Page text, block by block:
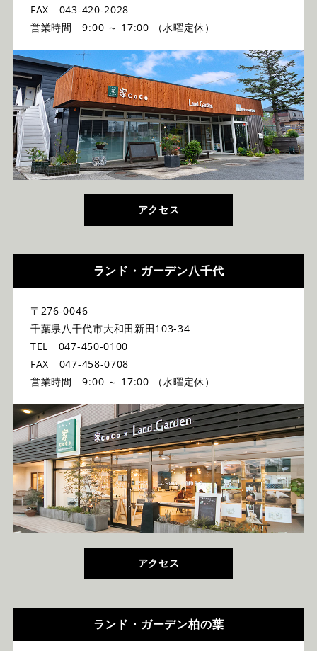
FAX 043-420-2028
営業時間 9:00 ～ 17:00 （水曜定休）
アクセス
ランド・ガーデン八千代
〒276-0046
千葉県八千代市大和田新田103-34
TEL 047-450-0100
FAX 047-458-0708
営業時間 9:00 ～ 17:00 （水曜定休）
アクセス
ランド・ガーデン柏の葉